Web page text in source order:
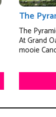
The
The
At Grand
mooie